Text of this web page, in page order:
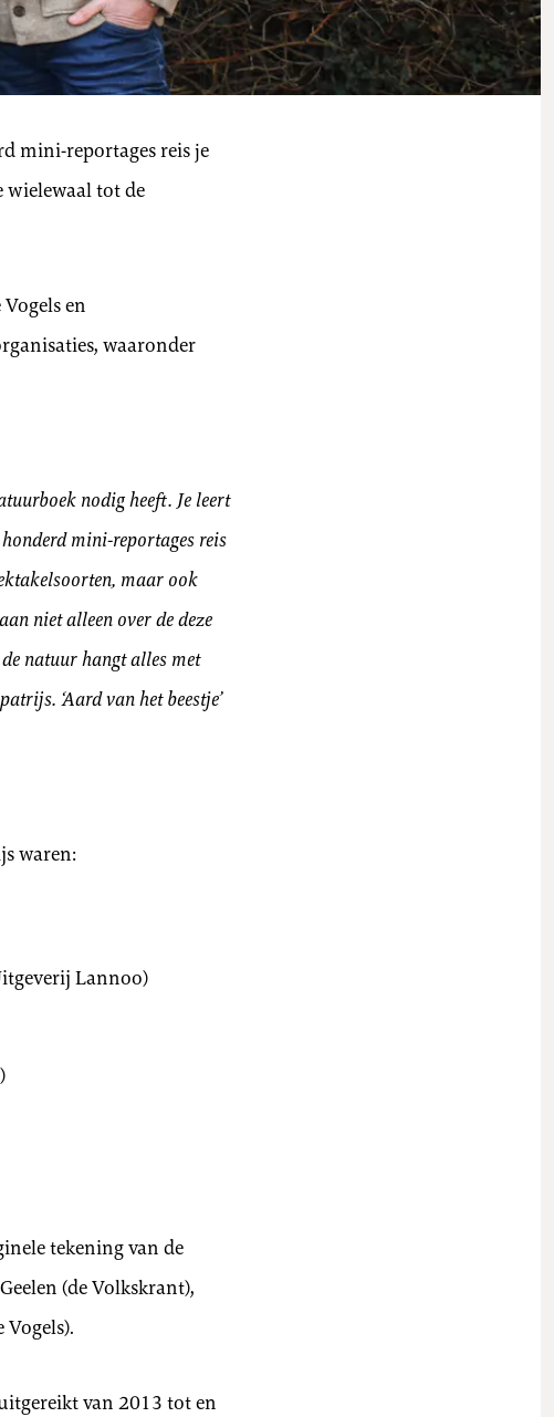
mini-reportages reis je
wielewaal tot de
en
waaronder
nodig heeft. Je leert
mini-reportages reis
maar ook
niet alleen over de deze
natuur hangt alles met
‘Aard van het beestje’
waren:
Lannoo)
tekening van de
(de Volkskrant),
van 2013 tot en